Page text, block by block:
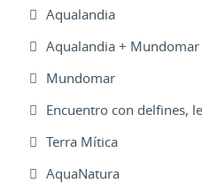
Aqualandia
Aqualandia + Mundomar
Mundomar
Encuentro con delfines,
Terra Mítica
AquaNatura